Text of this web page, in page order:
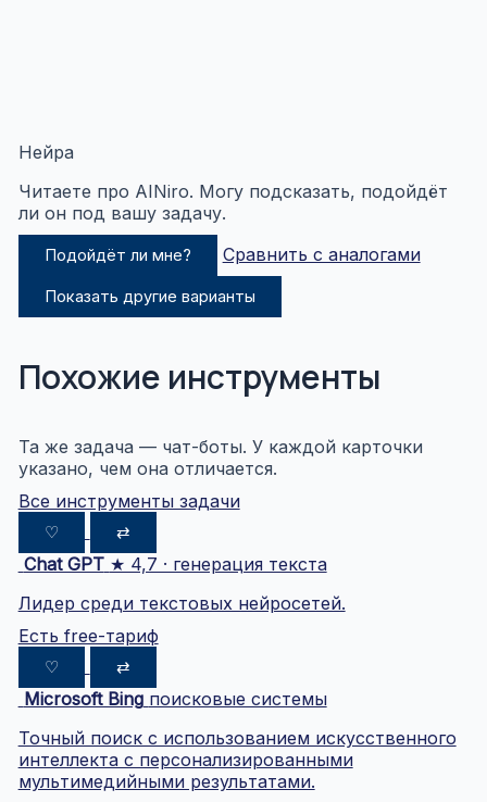
Нейра
Читаете про AINiro. Могу подсказать, подойдёт
ли он под вашу задачу.
Подойдёт ли мне? Сравнить с аналогами
Показать другие варианты
Похожие инструменты
Та же задача — чат-боты. У каждой карточки
указано, чем она отличается.
Все инструменты задачи
♡ ⇄
Chat GPT ★ 4,7 · генерация текста
Лидер среди текстовых нейросетей.
Есть free-тариф
♡ ⇄
Microsoft Bing поисковые системы
Точный поиск с использованием искусственного
интеллекта с персонализированными
мультимедийными результатами.